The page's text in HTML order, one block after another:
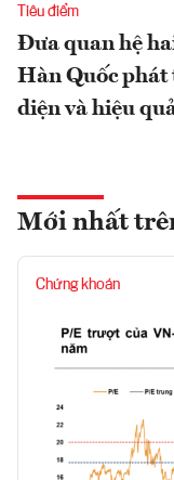
Tiêu điểm
Đưa quan hệ
Hàn Quốc phát
diện và hiệu
Mới nhất
Chứng khoán